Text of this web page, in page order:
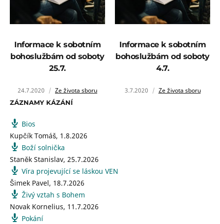
Informace k sobotním
bohoslužbám od soboty
25.7.
24.7.2020 Ze života sboru
Informace k sobotním
bohoslužbám od soboty
4.7.
3.7.2020 Ze života sboru
ZÁZNAMY KÁZÁNÍ
Bios
Kupčík Tomáš, 1.8.2026
Boží solnička
Staněk Stanislav, 25.7.2026
Víra projevující se láskou VEN
Šimek Pavel, 18.7.2026
Živý vztah s Bohem
Novak Kornelius, 11.7.2026
Pokání